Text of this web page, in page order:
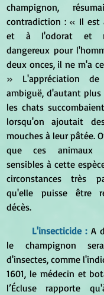
champignon,
contradiction : « Il est
et à l'odorat et
dangereux pour
deux onces, il ne m'a
» L'appréciation
ambiguë, d'autant
les chats
lorsqu'on ajoutait
mouches à leur pâtée.
que ces animaux
sensibles à cette
circonstances très
qu'elle puisse être
décès.
L'insecticide : A
le champignon
d'insectes, comme
1601, le médecin et
l’Écluse rapporte